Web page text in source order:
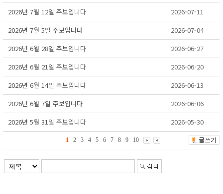
2026년 7월 12일 주보입니다
2026-07-11
2026년 7월 5일 주보입니다
2026-07-04
2026년 6월 28일 주보입니다
2026-06-27
2026년 6월 21일 주보입니다
2026-06-20
2026년 6월 14일 주보입니다
2026-06-13
2026년 6월 7일 주보입니다
2026-06-06
2026년 5월 31일 주보입니다
2026-05-30
1 2 3 4 5 6 7 8 9 10